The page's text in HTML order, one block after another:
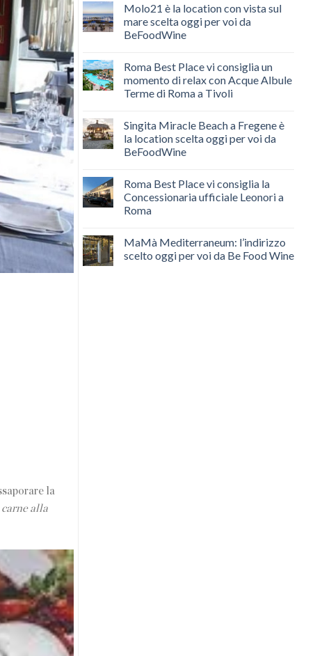
la
carne alla
Molo21 è la location con vista sul
mare scelta oggi per voi da
BeFoodWine
Roma Best Place vi consiglia un
momento di relax con Acque Albule
Terme di Roma a Tivoli
Singita Miracle Beach a Fregene è
la location scelta oggi per voi da
BeFoodWine
Roma Best Place vi consiglia la
Concessionaria ufficiale Leonori a
Roma
MaMà Mediterraneum: l’indirizzo
scelto oggi per voi da Be Food Wine